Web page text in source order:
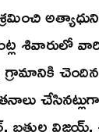
శివారులో
చెందిన
బత్తుల